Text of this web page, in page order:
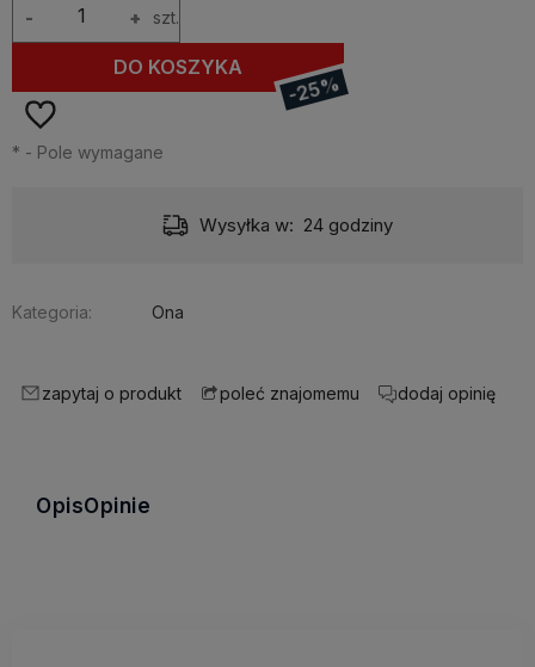
+
- szt.
DO KOSZYKA
-25%
* - Pole wymagane
Wysyłka w: 24 godziny
Kategoria: Ona
zapytaj o produkt poleć znajomemu dodaj opinię
OpisOpinie